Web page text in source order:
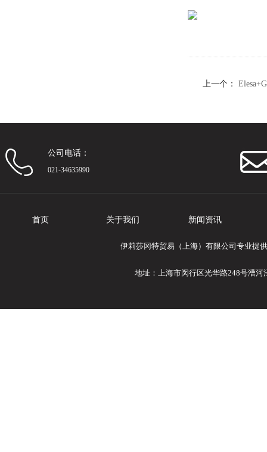
上一个：
公司电话：
021-34635990
首页 关于我们 新闻资讯
伊莉莎冈特贸易（上海）有限公司专业提
地址：上海市闵行区光华路248号漕